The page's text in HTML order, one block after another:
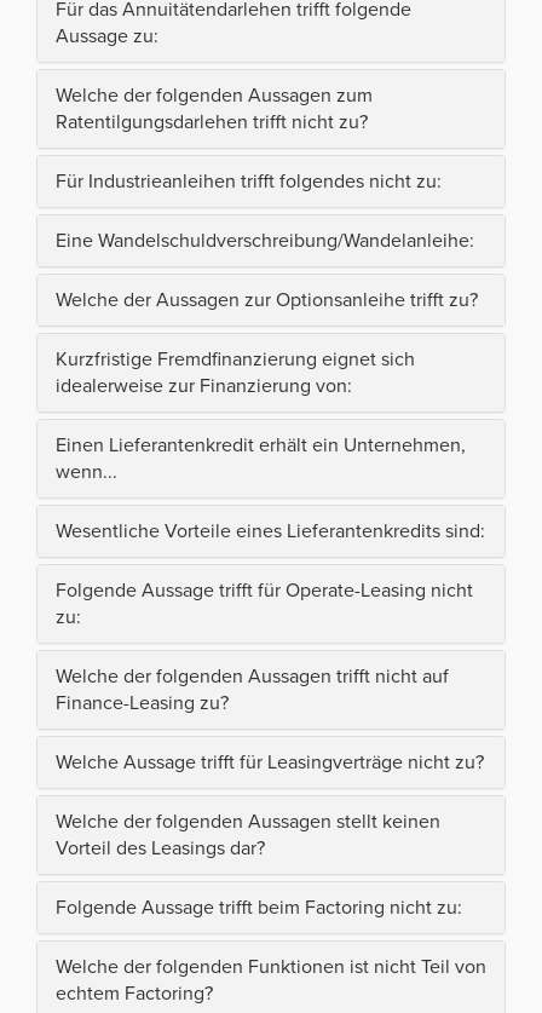
Für das Annuitätendarlehen trifft folgende
Aussage zu:
Welche der folgenden Aussagen zum
Ratentilgungsdarlehen trifft nicht zu?
Für Industrieanleihen trifft folgendes nicht zu:
Eine Wandelschuldverschreibung/Wandelanleihe:
Welche der Aussagen zur Optionsanleihe trifft zu?
Kurzfristige Fremdfinanzierung eignet sich
idealerweise zur Finanzierung von:
Einen Lieferantenkredit erhält ein Unternehmen,
wenn...
Wesentliche Vorteile eines Lieferantenkredits sind:
Folgende Aussage trifft für Operate-Leasing nicht
zu:
Welche der folgenden Aussagen trifft nicht auf
Finance-Leasing zu?
Welche Aussage trifft für Leasingverträge nicht zu?
Welche der folgenden Aussagen stellt keinen
Vorteil des Leasings dar?
Folgende Aussage trifft beim Factoring nicht zu:
Welche der folgenden Funktionen ist nicht Teil von
echtem Factoring?